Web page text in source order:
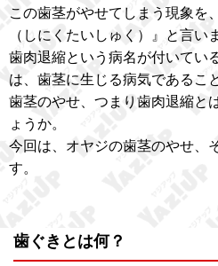
この歯茎がやせてしまう現象を
（しにくたいしゅく）』と言い
歯肉退縮という病名が付いてい
は、歯茎に生じる病気であるこ
歯茎のやせ、つまり歯肉退縮と
ょうか。
今回は、オヤジの歯茎のやせ、
す。
歯ぐきとは何？